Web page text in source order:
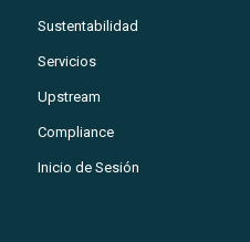
Sustentabilidad
Servicios
Upstream
Compliance
Inicio de Sesión